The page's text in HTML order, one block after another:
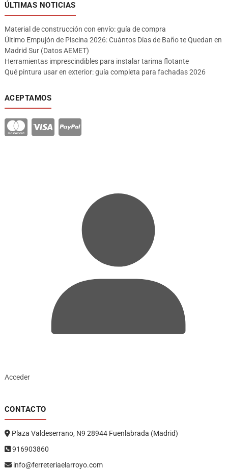
ÚLTIMAS NOTICIAS
Material de construcción con envío: guía de compra
Último Empujón de Piscina 2026: Cuántos Días de Baño te Quedan en
Madrid Sur (Datos AEMET)
Herramientas imprescindibles para instalar tarima flotante
Qué pintura usar en exterior: guía completa para fachadas 2026
ACEPTAMOS
Acceder
CONTACTO
Plaza Valdeserrano, N9 28944 Fuenlabrada (Madrid)
916903860
info@ferreteriaelarroyo.com